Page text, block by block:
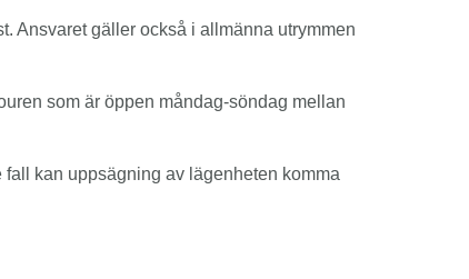
Ansvaret gäller också i allmänna utrymmen
som är öppen måndag-söndag mellan
kan uppsägning av lägenheten komma